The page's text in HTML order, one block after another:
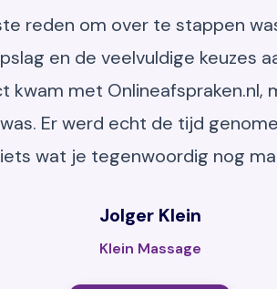
reden om over te stappen
en de veelvuldige keuzes
kwam met Onlineafspraken.nl,
Er werd echt de tijd
wat je tegenwoordig nog
Jolger Klein
Klein Massage